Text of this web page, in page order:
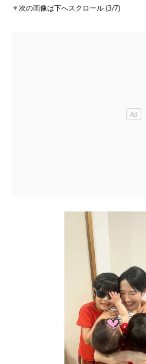
▼次の画像は下へスクロール (3/7)